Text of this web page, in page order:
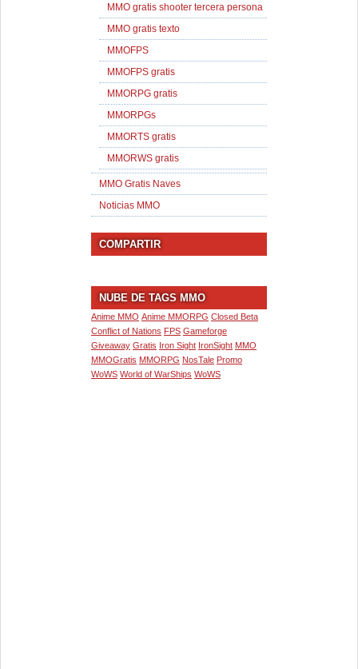
MMO gratis shooter tercera persona
MMO gratis texto
MMOFPS
MMOFPS gratis
MMORPG gratis
MMORPGs
MMORTS gratis
MMORWS gratis
MMO Gratis Naves
Noticias MMO
COMPARTIR
NUBE DE TAGS MMO
Anime MMO Anime MMORPG Closed Beta
Conflict of Nations FPS Gameforge
Giveaway Gratis Iron Sight IronSight MMO
MMOGratis MMORPG NosTale Promo
WoWS World of WarShips WoWS